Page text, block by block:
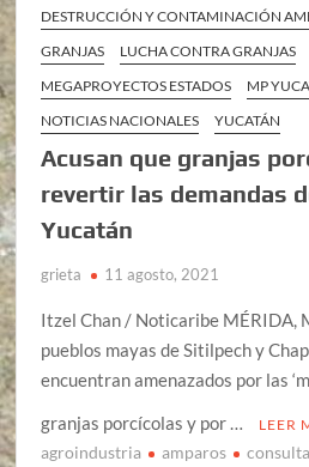
DESTRUCCIÓN Y CONTAMINACIÓN
GRANJAS
LUCHA CONTRA GRANJAS
MEGAPROYECTOS ESTADOS
MP
NOTICIAS NACIONALES
YUCATÁN
Acusan que granjas
revertir las demandas
Yucatán
grieta 11 agosto, 2021
Itzel Chan / Noticaribe MÉRIDA,
pueblos mayas de Sitilpech y
encuentran amenazados por las
granjas porcícolas y por …
LEER
agroindustria amparos